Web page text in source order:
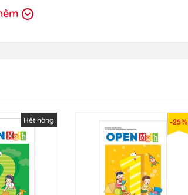
SỐNG THIẾT YẾU NHẤT NGAY HÔM NAY!
Hết hàng -25%